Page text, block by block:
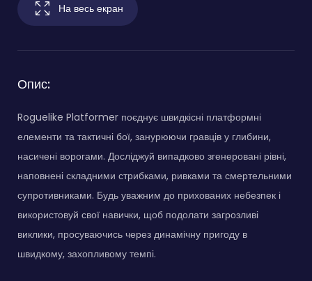
На весь екран
Опис:
Roguelike Platformer поєднує швидкісні платформні
елементи та тактичні бої, занурюючи гравців у глибини,
насичені ворогами. Досліджуй випадково згенеровані рівні,
наповнені складними стрибками, ривками та смертельними
супротивниками. Будь уважним до прихованих небезпек і
використовуй свої навички, щоб подолати загрозливі
виклики, просуваючись через динамічну пригоду в
швидкому, захопливому темпі.